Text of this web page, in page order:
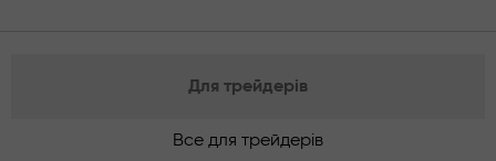
Для трейдерів
Все для трейдерів